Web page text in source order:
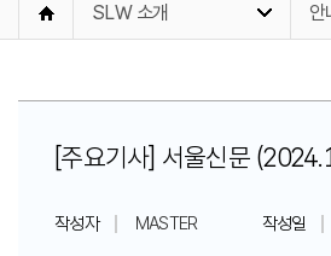
SLW 소개 안
[주요기사] 서울신문
작성자 MASTER 작성일